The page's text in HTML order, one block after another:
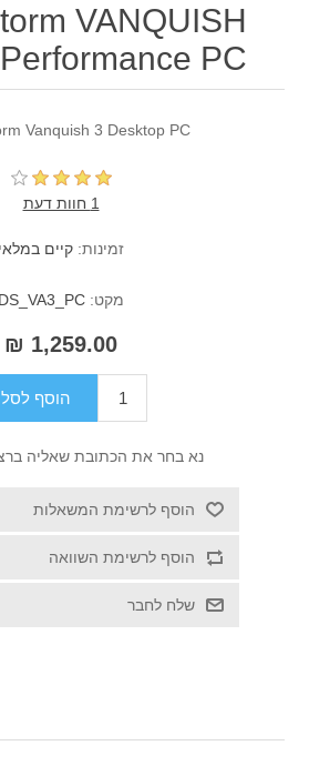
VANQUISH
PC
Vanquish 3 Desktop PC
1 חוות דעת
זמינות: קיים במלאי
מקט: DS_VA3_PC
1,259.00 ₪
הוסף לסל
נא בחר את הכתובת שאליה
הוסף לרשימת המשאלות
הוסף לרשימת השוואה
שלח לחבר